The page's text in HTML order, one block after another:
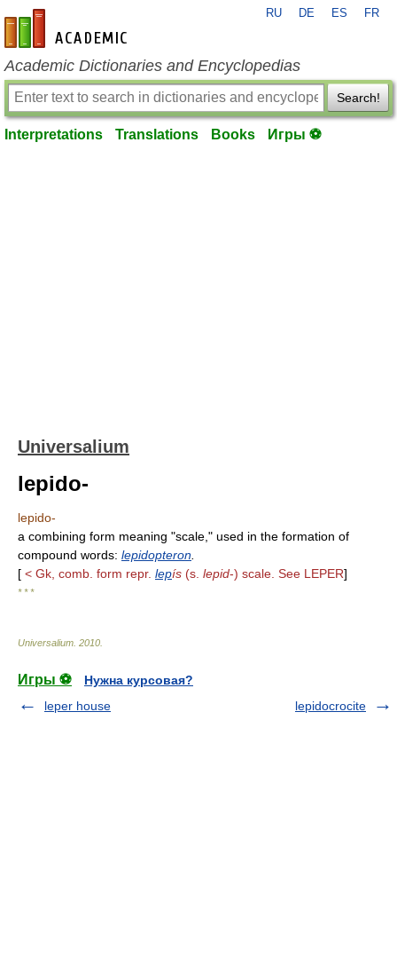
en-academic.com
RU DE ES FR
Academic Dictionaries and Encyclopedias
Search!
Interpretations Translations Books Игры ⚽
Universalium
lepido-
lepido-
a combining form meaning "scale," used in the formation of
compound words: lepidopteron
[ < Gk, comb. form repr. lepís (s. lepid-) scale. See LEPER]
* * *
Universalium 2010
Игры ⚽
Нужна курсовая?
leper house
lepidocrocite